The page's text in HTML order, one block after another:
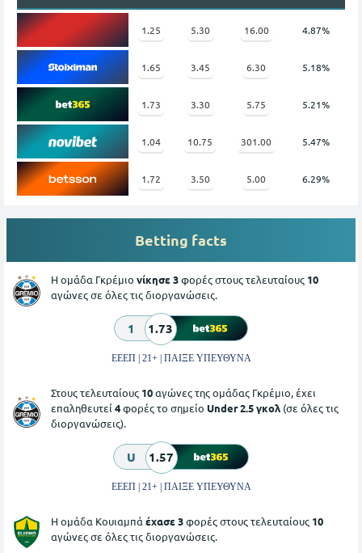
1.25 5.30 16.00 4.87%
1.65 3.45 6.30 5.18%
1.73 3.30 5.75 5.21%
1.04 10.75 301.00 5.47%
1.72 3.50 5.00 6.29%
Betting facts
Η ομάδα Γκρέμιο νίκησε 3φορές στους τελευταίους 10
αγώνες σε όλες τις διοργανώσεις.
1 1.73
ΕΕΕΠ | 21+ | ΠΑΙΞΕ ΥΠΕΥΘΥΝΑ
Στους τελευταίους 10αγώνες της ομάδας Γκρέμιο, έχει
επαληθευτεί 4φορές το σημείο Under 2.5 γκολ (σε όλες τις
διοργανώσεις).
U 1.57
ΕΕΕΠ | 21+ | ΠΑΙΞΕ ΥΠΕΥΘΥΝΑ
Η ομάδα Κουιαμπά έχασε 3φορές στους τελευταίους 10
αγώνες σε όλες τις διοργανώσεις.